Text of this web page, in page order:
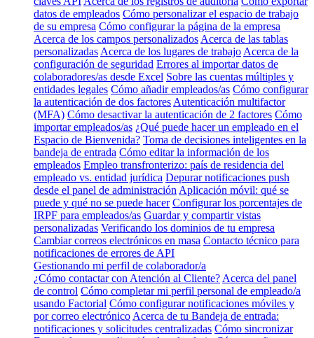
datos de empleados Cómo personalizar el espacio de trabajo
de su empresa Cómo configurar la página de la empresa
Acerca de los campos personalizados Acerca de las tablas
personalizadas Acerca de los lugares de trabajo Acerca de la
configuración de seguridad Errores al importar datos de
colaboradores/as desde Excel Sobre las cuentas múltiples y
entidades legales Cómo añadir empleados/as Cómo configurar
la autenticación de dos factores Autenticación multifactor
(MFA) Cómo desactivar la autenticación de 2 factores Cómo
importar empleados/as ¿Qué puede hacer un empleado en el
Espacio de Bienvenida? Toma de decisiones inteligentes en la
bandeja de entrada Cómo editar la información de los
empleados Empleo transfronterizo: país de residencia del
empleado vs. entidad jurídica Depurar notificaciones push
desde el panel de administración Aplicación móvil: qué se
puede y qué no se puede hacer Configurar los porcentajes de
IRPF para empleados/as Guardar y compartir vistas
personalizadas Verificando los dominios de tu empresa
Cambiar correos electrónicos en masa Contacto técnico para
notificaciones de errores de API
Gestionando mi perfil de colaborador/a
¿Cómo contactar con Atención al Cliente? Acerca del panel
de control Cómo completar mi perfil personal de empleado/a
usando Factorial Cómo configurar notificaciones móviles y
por correo electrónico Acerca de tu Bandeja de entrada:
notificaciones y solicitudes centralizadas Cómo sincronizar